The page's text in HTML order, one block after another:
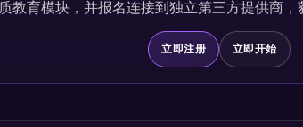
教育模块，并报名连接到独立第三方提供商，
立即注册 立即开始